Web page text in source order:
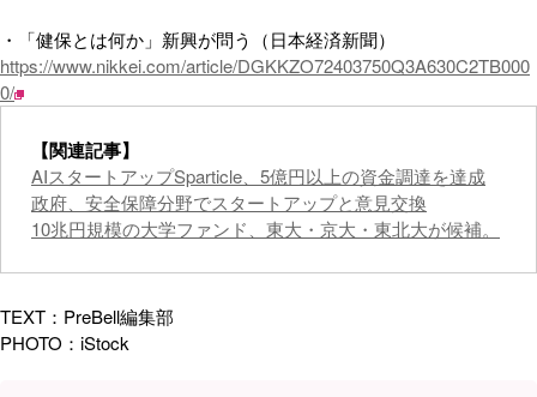
・「健保とは何か」新興が問う（日本経済新聞）
https://www.nikkei.com/article/DGKKZO72403750Q3A630C2TB000
0/
【関連記事】
AIスタートアップSparticle、5億円以上の資金調達を達成
政府、安全保障分野でスタートアップと意見交換
10兆円規模の大学ファンド、東大・京大・東北大が候補。
TEXT：PreBell編集部
PHOTO：iStock